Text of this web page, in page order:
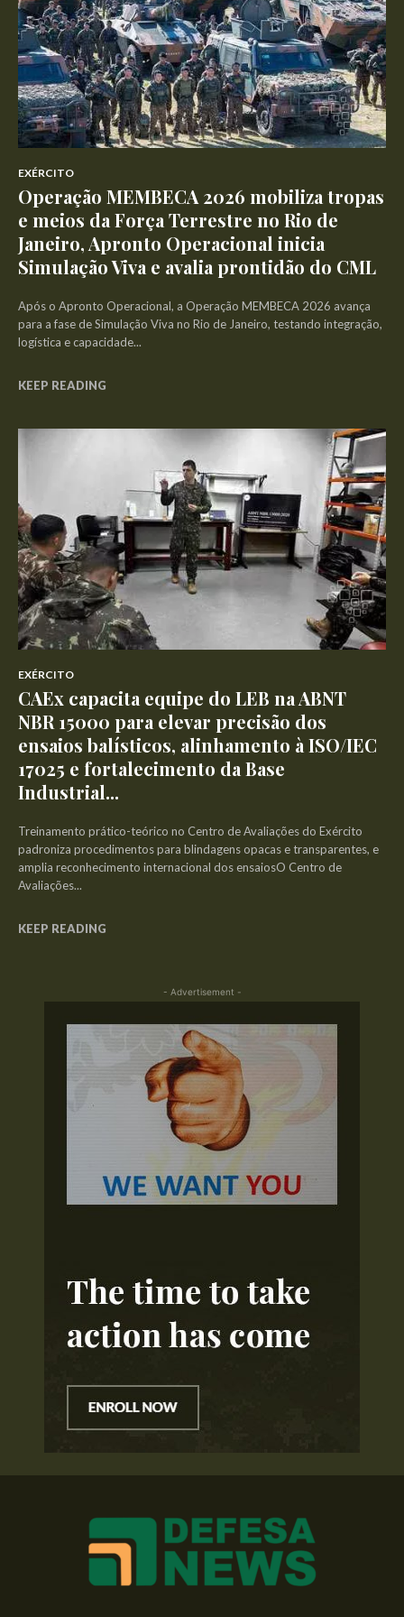
EXÉRCITO
Operação MEMBECA 2026 mobiliza tropas
e meios da Força Terrestre no Rio de
Janeiro, Apronto Operacional inicia
Simulação Viva e avalia prontidão do CML
Após o Apronto Operacional, a Operação MEMBECA 2026 avança
para a fase de Simulação Viva no Rio de Janeiro, testando integração,
logística e capacidade...
KEEP READING
EXÉRCITO
CAEx capacita equipe do LEB na ABNT
NBR 15000 para elevar precisão dos
ensaios balísticos, alinhamento à ISO/IEC
17025 e fortalecimento da Base
Industrial...
Treinamento prático-teórico no Centro de Avaliações do Exército
padroniza procedimentos para blindagens opacas e transparentes, e
amplia reconhecimento internacional dos ensaiosO Centro de
Avaliações...
KEEP READING
- Advertisement -